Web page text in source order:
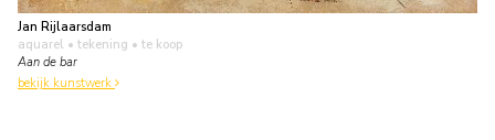
Jan Rijlaarsdam
aquarel • tekening • te koop
Aan de bar
bekijk kunstwerk